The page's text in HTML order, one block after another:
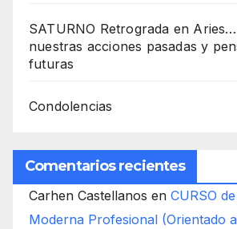
SATURNO Retrograda en
nuestras acciones pasadas y
futuras
Condolencias
Comentarios recientes
Carhen Castellanos en CURSO
Moderna Profesional (Orientado